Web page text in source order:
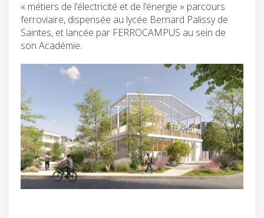
« métiers de l’électricité et de l’énergie » parcours
ferroviaire, dispensée au lycée Bernard Palissy de
Saintes, et lancée par FERROCAMPUS au sein de
son Académie.